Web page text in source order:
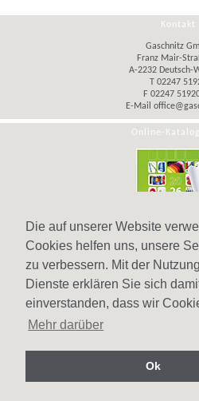
Die auf unserer Website
Cookies helfen uns, unsere
zu verbessern. Mit der
Dienste erklären Sie sich
einverstanden, dass wir
Mehr darüber
Ok
Kontakt
Gaschnitz
Franz Mair-
A-2232 Deutsch-
T 02247
F 02247
E-Mail
Online-
Hinweis
Werbeartikel
© Gaschnitz GmbH 2007-2026 - Ihr Partner für